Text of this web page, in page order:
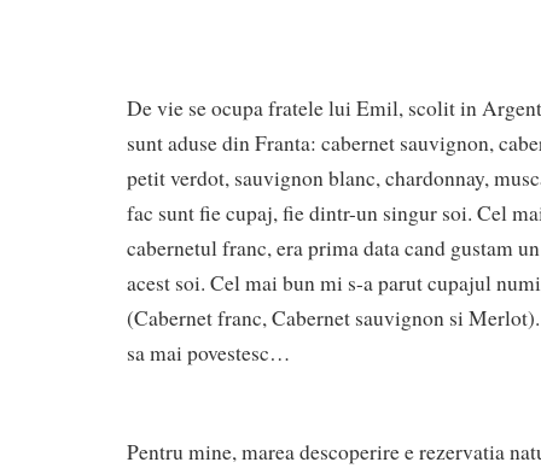
De vie se ocupa fratele lui Emil, scolit in
sunt aduse din Franta: cabernet sauvignon,
petit verdot, sauvignon blanc, chardonnay,
fac sunt fie cupaj, fie dintr-un singur soi. Cel
cabernetul franc, era prima data cand gustam
acest soi. Cel mai bun mi s-a parut cupajul
(Cabernet franc, Cabernet sauvignon si
sa mai povestesc…
Pentru mine, marea descoperire e rezervatia